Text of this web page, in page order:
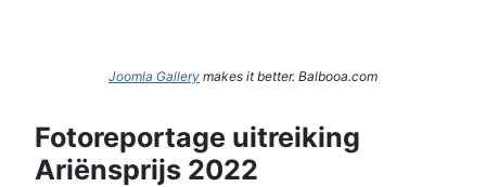
Joomla Gallery makes it better. Balbooa.com
Fotoreportage uitreiking
Ariënsprijs 2022